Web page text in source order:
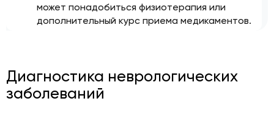
может понадобиться физиотерапия или
дополнительный курс приема медикаментов.
Диагностика неврологических
заболеваний